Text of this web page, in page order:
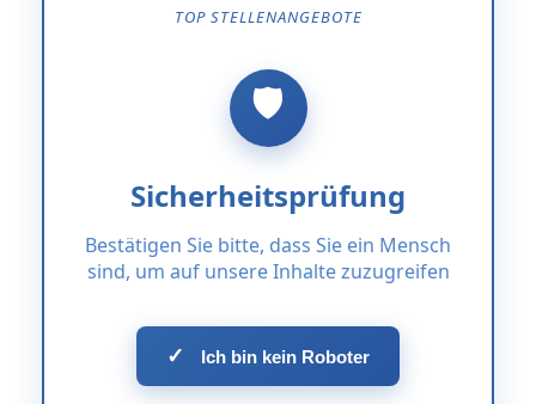
TOP STELLENANGEBOTE
Sicherheitsprüfung
Bestätigen Sie bitte, dass Sie ein Mensch
sind, um auf unsere Inhalte zuzugreifen
✓ Ich bin kein Roboter